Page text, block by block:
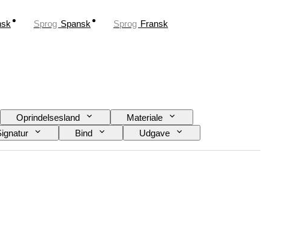
Sprog Spansk Sprog Fransk
Oprindelsesland
Materiale
Bind
Udgave
Kunstner Sport
Original/ kopi